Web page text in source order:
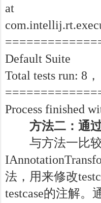
at
Default Suite
Total tests run: 8
Process finished
方法二：通过
与方法一比较
法，用来修改
testcase的注解